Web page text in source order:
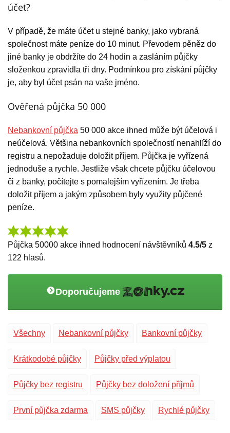
účet?
V případě, že máte účet u stejné banky, jako vybraná
společnost máte peníze do 10 minut. Převodem pěněz do
jiné banky je obdržíte do 24 hodin a zasláním půjčky
složenkou zpravidla tři dny. Podmínkou pro získání půjčky
je, aby byl účet psán na vaše jméno.
Ověřená půjčka 50 000
Nebankovní půjčka 50 000 akce ihned může být účelová i
neúčelová. Většina nebankovních společností nenahlíží do
registru a nepožaduje doložit příjem. Půjčka je vyřízená
jednoduše a rychle. Jestliže však chcete půjčku účelovou
či z banky, počítejte s pomalejším vyřízením. Je třeba
doložit příjem a jakým způsobem byly využity půjčené
peníze.
Půjčka 50000 akce ihned hodnocení návštěvníků 4.5/5 z
122 hlasů.
Doporučujeme
Všechny Nebankovní půjčky Bankovní půjčky
Krátkodobé půjčky Půjčky před výplatou
Půjčky bez registru Půjčky bez doložení příjmů
První půjčka zdarma SMS půjčky Rychlé půjčky